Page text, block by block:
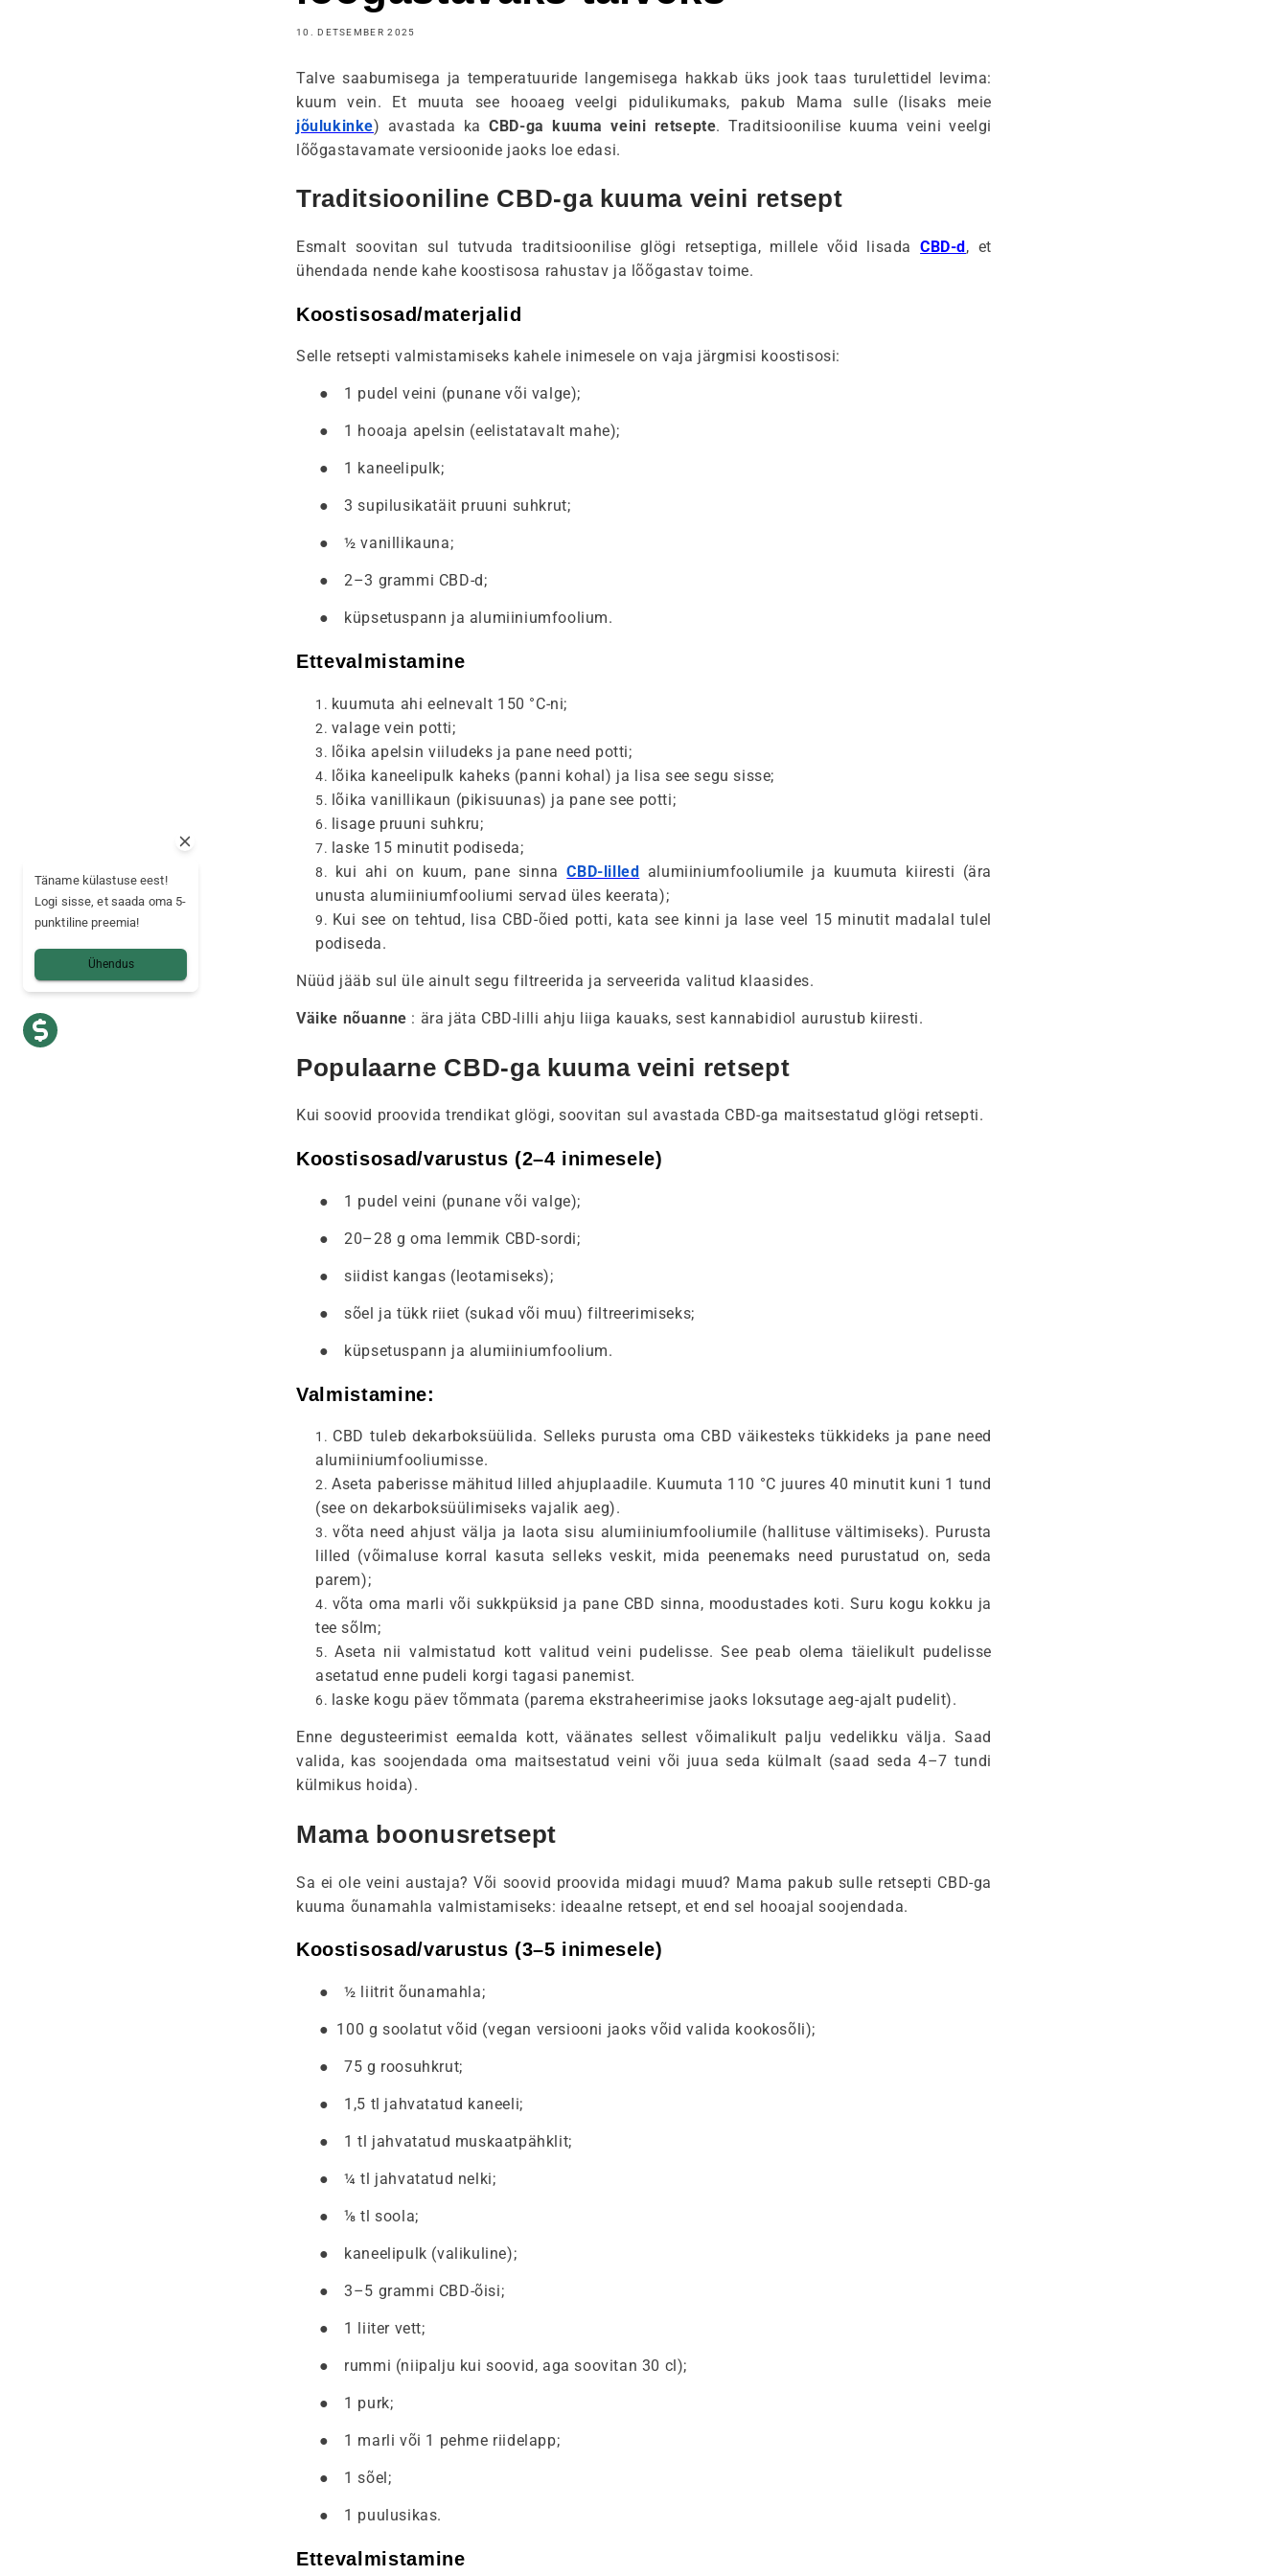
10. DETSEMBER 2025
Talve saabumisega ja temperatuuride langemisega hakkab üks jook taas turulettidel levima:
kuum vein. Et muuta see hooaeg veelgi pidulikumaks, pakub Mama sulle (lisaks meie
jõulukinke) avastada kaCBD-ga kuuma veini retsepte. Traditsioonilise kuuma veini veelgi
lõõgastavamate versioonide jaoks loe edasi.
Traditsiooniline CBD-ga kuuma veini retsept
Esmalt soovitan sul tutvuda traditsioonilise glögi retseptiga, millele võid lisadaCBD-d, et
ühendada nende kahe koostisosa rahustav ja lõõgastav toime.
Koostisosad/materjalid
Selle retsepti valmistamiseks kahele inimesele on vaja järgmisi koostisosi:
● 1 pudel veini (punane või valge);
● 1 hooaja apelsin (eelistatavalt mahe);
● 1 kaneelipulk;
● 3 supilusikatäit pruuni suhkrut;
● ½ vanillikauna;
● 2–3 grammi CBD-d;
● küpsetuspann ja alumiiniumfoolium.
Ettevalmistamine
kuumuta ahi eelnevalt 150 °C-ni;
valage vein potti;
lõika apelsin viiludeks ja pane need potti;
lõika kaneelipulk kaheks (panni kohal) ja lisa see segu sisse;
lõika vanillikaun (pikisuunas) ja pane see potti;
lisage pruuni suhkru;
laske 15 minutit podiseda;
kui ahi on kuum, pane sinnaCBD-lilled alumiiniumfooliumile ja kuumuta kiiresti (ära
unusta alumiiniumfooliumi servad üles keerata);
Kui see on tehtud, lisa CBD-õied potti, kata see kinni ja lase veel 15 minutit madalal tulel
podiseda.
Nüüd jääb sul üle ainult segu filtreerida ja serveerida valitud klaasides.
Väike nõuanne : ära jäta CBD-lilli ahju liiga kauaks, sest kannabidiol aurustub kiiresti.
Populaarne CBD-ga kuuma veini retsept
Kui soovid proovida trendikat glögi, soovitan sul avastada CBD-ga maitsestatud glögi retsepti.
Koostisosad/varustus (2–4 inimesele)
● 1 pudel veini (punane või valge);
● 20–28 g oma lemmik CBD-sordi;
● siidist kangas (leotamiseks);
● sõel ja tükk riiet (sukad või muu) filtreerimiseks;
● küpsetuspann ja alumiiniumfoolium.
Valmistamine:
CBD tuleb dekarboksüülida. Selleks purusta oma CBD väikesteks tükkideks ja pane need
alumiiniumfooliumisse.
Aseta paberisse mähitud lilled ahjuplaadile. Kuumuta 110 °C juures 40 minutit kuni 1 tund
(see on dekarboksüülimiseks vajalik aeg).
võta need ahjust välja ja laota sisu alumiiniumfooliumile (hallituse vältimiseks). Purusta
lilled (võimaluse korral kasuta selleks veskit, mida peenemaks need purustatud on, seda
parem);
võta oma marli või sukkpüksid ja pane CBD sinna, moodustades koti. Suru kogu kokku ja
tee sõlm;
Aseta nii valmistatud kott valitud veini pudelisse. See peab olema täielikult pudelisse
asetatud enne pudeli korgi tagasi panemist.
laske kogu päev tõmmata (parema ekstraheerimise jaoks loksutage aeg-ajalt pudelit).
Enne degusteerimist eemalda kott, väänates sellest võimalikult palju vedelikku välja. Saad
valida, kas soojendada oma maitsestatud veini või juua seda külmalt (saad seda 4–7 tundi
külmikus hoida).
Mama boonusretsept
Sa ei ole veini austaja? Või soovid proovida midagi muud? Mama pakub sulle retsepti CBD-ga
kuuma õunamahla valmistamiseks: ideaalne retsept, et end sel hooajal soojendada.
Koostisosad/varustus (3–5 inimesele)
● ½ liitrit õunamahla;
● 100 g soolatut võid (vegan versiooni jaoks võid valida kookosõli);
● 75 g roosuhkrut;
● 1,5 tl jahvatatud kaneeli;
● 1 tl jahvatatud muskaatpähklit;
● ¼ tl jahvatatud nelki;
● ⅛ tl soola;
● kaneelipulk (valikuline);
● 3–5 grammi CBD-õisi;
● 1 liiter vett;
● rummi (niipalju kui soovid, aga soovitan 30 cl);
● 1 purk;
● 1 marli või 1 pehme riidelapp;
● 1 sõel;
● 1 puulusikas.
Ettevalmistamine
Täname külastuse eest!
Logi sisse, et saada oma 5-
punktiline preemia!
Ühendus